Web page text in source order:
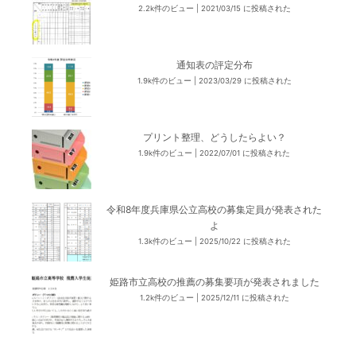
2.2k件のビュー 2021/03/15 に投稿された
通知表の評定分布
1.9k件のビュー 2023/03/29 に投稿された
プリント整理、どうしたらよい？
1.9k件のビュー 2022/07/01 に投稿された
令和8年度兵庫県公立高校の募集定員が発表された
よ
1.3k件のビュー 2025/10/22 に投稿された
姫路市立高校の推薦の募集要項が発表されました
1.2k件のビュー 2025/12/11 に投稿された